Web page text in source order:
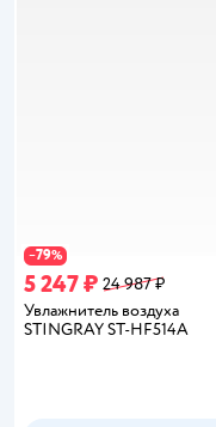
−79%
5 247 ₽ 24 987 ₽
Увлажнитель воздуха
STINGRAY ST-HF514A